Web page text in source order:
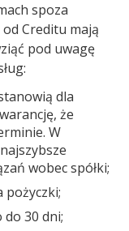
spoza
Creditu mają
pod uwagę
dla
że
W
wobec spółki;
pożyczki;
30 dni;